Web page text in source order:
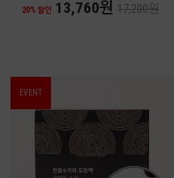
20% 할인 13,760원 17,200원
EVENT